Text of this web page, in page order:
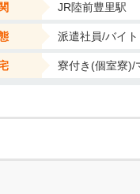
JR陸前豊里駅
派遣社員/バイト
寮付き(個室寮)/